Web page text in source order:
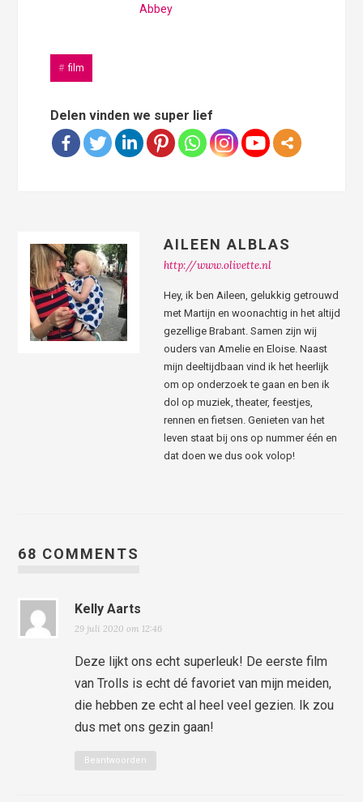
Abbey
film
Delen vinden we super lief
AILEEN ALBLAS
http://www.olivette.nl
Hey, ik ben Aileen, gelukkig getrouwd
met Martijn en woonachtig in het altijd
gezellige Brabant. Samen zijn wij
ouders van Amelie en Eloise. Naast
mijn deeltijdbaan vind ik het heerlijk
om op onderzoek te gaan en ben ik
dol op muziek, theater, feestjes,
rennen en fietsen. Genieten van het
leven staat bij ons op nummer één en
dat doen we dus ook volop!
68 COMMENTS
Kelly Aarts
29 juli 2020 om 12:46
Deze lijkt ons echt superleuk! De eerste film
van Trolls is echt dé favoriet van mijn meiden,
die hebben ze echt al heel veel gezien. Ik zou
dus met ons gezin gaan!
Beantwoorden